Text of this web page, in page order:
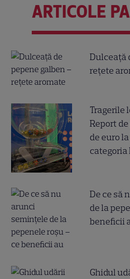
ARTICOLE
Dulceață
rețete
Tragerile
Report
de euro
categoria
De ce să
de la
beneficii
Ghidul